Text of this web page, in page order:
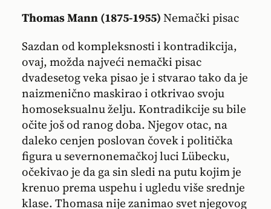
Thomas Mann (1875-1955)Nemački pisac
Sazdan od kompleksnosti i kontradikcija,
ovaj, možda najveći nemački pisac
dvadesetog veka pisao je i stvarao tako da je
naizmenično maskirao i otkrivao svoju
homoseksualnu želju. Kontradikcije su bile
očite još od ranog doba. Njegov otac, na
daleko cenjen poslovan čovek i politička
figura u severnonemačkoj luci Lübecku,
očekivao je da ga sin sledi na putu kojim je
krenuo prema uspehu i ugledu više srednje
klase. Thomasa nije zanimao svet njegovog